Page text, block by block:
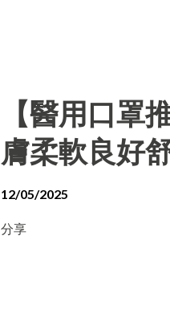
【醫用口罩
膚柔軟良好
12/05/2025
分享